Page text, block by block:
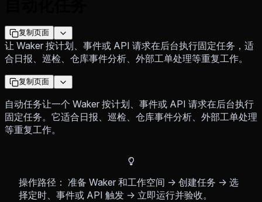
复制页面
让 Waker 按计划、事件或 API 请求在后台执行固定任务，适
合日报、巡检、仓库事件分析、外部工单处理等重复工作。
复制页面
自动任务让一个 Waker 按计划、事件或 API 请求在后台执行
固定任务。它适合日报、巡检、仓库事件分析、外部工单处理
等重复工作。
操作路径： 准备 Waker 和工作空间 → 创建任务 → 选
择定时、事件或 API 触发 → 立即运行并验收。